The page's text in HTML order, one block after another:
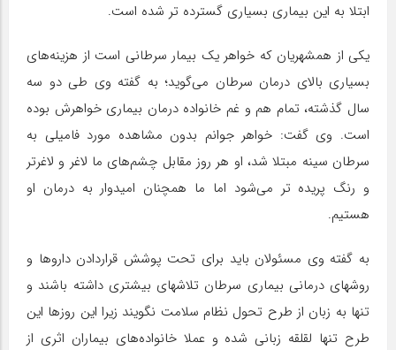
ابتلا به این بیماری بسیاری گسترده تر شده است.
یکی از همشهریان که خواهر یک بیمار سرطانی است از هزینه‌های
بسیاری بالای درمان سرطان می‌گوید؛ به گفته وی طی دو سه
سال گذشته، تمام هم و غم خانواده درمان بیماری خواهرش بوده
است. وی گفت: خواهر جوانم بدون مشاهده مورد فامیلی به
سرطان سینه مبتلا شد، او هر روز مقابل چشم‌های ما لاغر و لاغرتر
و رنگ پریده تر می‌شود اما ما همچنان امیدوار به درمان او
هستیم.
به گفته وی مسئولان باید برای تحت پوشش قراردادن داروها و
روشهای درمانی بیماری سرطان تلاشهای بیشتری داشته باشند و
تنها به زبان از طرح تحول نظام سلامت نگویند زیرا این روزها این
طرح تنها لقلقه زبانی شده و عملا خانواده‌های بیماران اثری از